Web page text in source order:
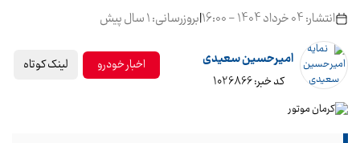
انتشار: 04 خرداد 1404 - 16:00 |بروزرسانی: 1 سال پیش
امیرحسین سعیدی
کد خبر: 1026866
اخبار خودرو لینک کوتاه